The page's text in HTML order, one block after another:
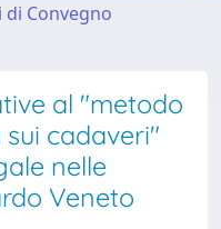
di Convegno
al "metodo
cadaveri"
nelle
Veneto